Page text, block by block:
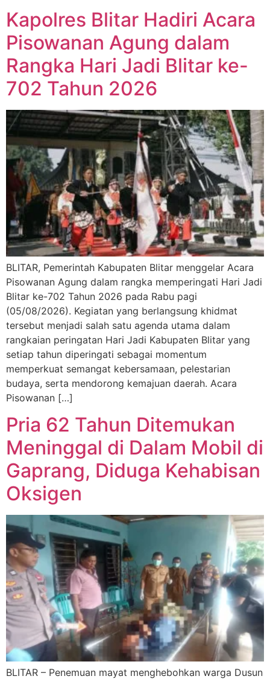
Kapolres Blitar Hadiri Acara
Pisowanan Agung dalam
Rangka Hari Jadi Blitar ke-
702 Tahun 2026
BLITAR, Pemerintah Kabupaten Blitar menggelar Acara
Pisowanan Agung dalam rangka memperingati Hari Jadi
Blitar ke-702 Tahun 2026 pada Rabu pagi
(05/08/2026). Kegiatan yang berlangsung khidmat
tersebut menjadi salah satu agenda utama dalam
rangkaian peringatan Hari Jadi Kabupaten Blitar yang
setiap tahun diperingati sebagai momentum
memperkuat semangat kebersamaan, pelestarian
budaya, serta mendorong kemajuan daerah. Acara
Pisowanan […]
Pria 62 Tahun Ditemukan
Meninggal di Dalam Mobil di
Gaprang, Diduga Kehabisan
Oksigen
BLITAR – Penemuan mayat menghebohkan warga Dusun